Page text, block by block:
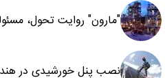
"مارون" روایت تحول،
نصب پنل خورشیدی در هند